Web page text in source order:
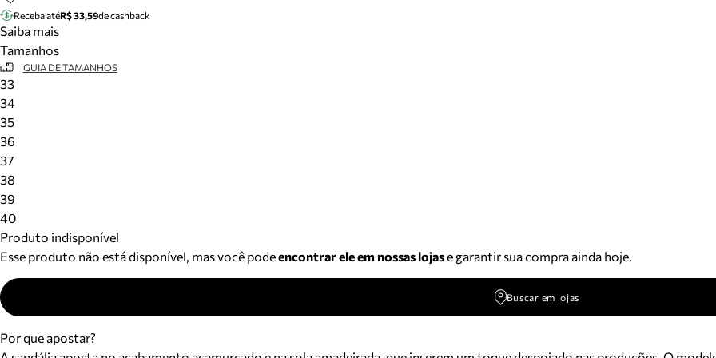
Receba atéR$ 33,59de cashback
Saiba mais
Tamanhos
GUIA DE TAMANHOS
33
34
35
36
37
38
39
40
Produto indisponível
Esse produto não está disponível, mas você podeencontrar ele em nossas lojase garantir sua compra ainda hoje.
Buscar em lojas
Por que apostar?